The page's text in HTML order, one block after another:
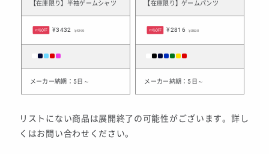
【在庫限り】半袖ゲームシャツ
20%OFF ¥3432 ¥4290
メーカー納期：5日～
【在庫限り】ゲームパンツ
20%OFF ¥2816 ¥3520
メーカー納期：5日～
リストにない商品は展開終了の可能性がございます。詳し
くはお問い合わせください。